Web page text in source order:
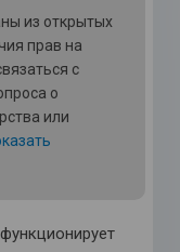
из открытых
прав на
с
о
или